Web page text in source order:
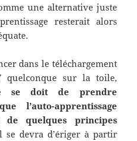
une alternative juste
resterait alors
dans le téléchargement
quelconque sur la toile,
se doit de prendre
l’auto-apprentissage
de quelques principes
se devra d’ériger à partir